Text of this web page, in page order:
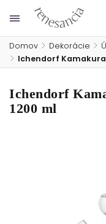
Domov / Dekorácie /
/ Ichendorf Kamakura
Ichendorf
1200 ml